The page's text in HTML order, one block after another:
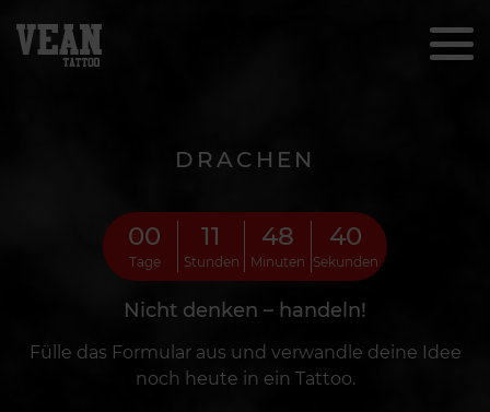
DRACHEN
00
Tage
11
Stunden
48
Minuten
39
Sekunden
Nicht denken – handeln!
Fülle das Formular aus und verwandle deine Idee
noch heute in ein Tattoo.